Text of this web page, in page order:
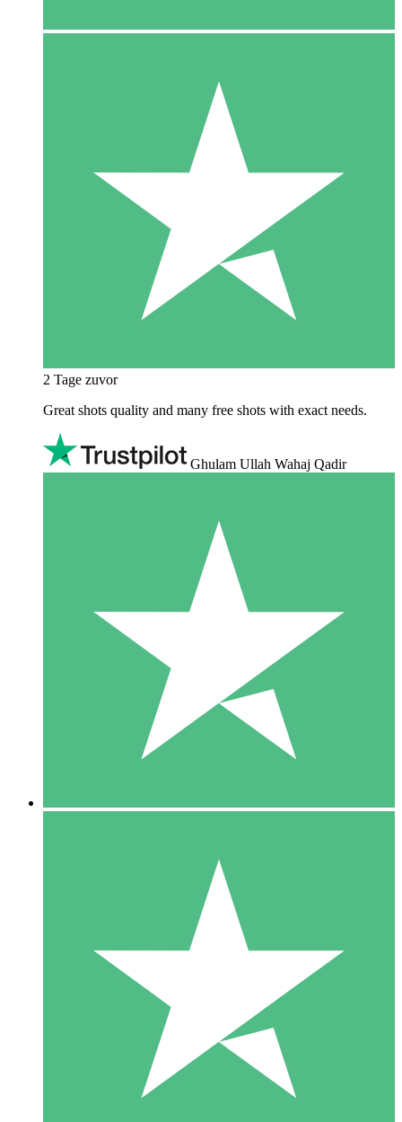
2 Tage zuvor
Great shots quality and many free shots with exact needs.
Ghulam Ullah Wahaj Qadir